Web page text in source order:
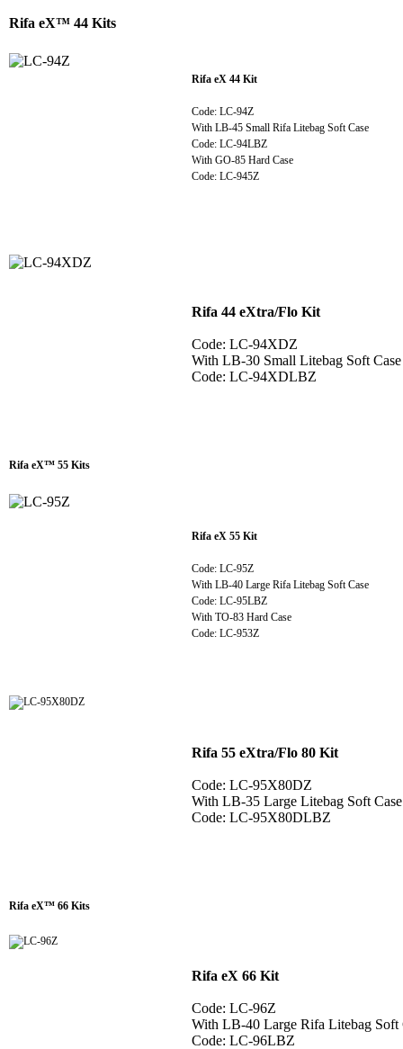
Rifa eX™ 44 Kits
Rifa eX 44 Kit
Code: LC-94Z
With LB-45 Small Rifa Litebag Soft Case
Code: LC-94LBZ
With GO-85 Hard Case
Code: LC-945Z
Rifa 44 eXtra/Flo Kit
Code: LC-94XDZ
With LB-30 Small Litebag Soft Case
Code: LC-94XDLBZ
Rifa eX™ 55 Kits
Rifa eX 55 Kit
Code: LC-95Z
With LB-40 Large Rifa Litebag Soft Case
Code: LC-95LBZ
With TO-83 Hard Case
Code: LC-953Z
Rifa 55 eXtra/Flo 80 Kit
Code: LC-95X80DZ
With LB-35 Large Litebag Soft
Code: LC-95X80DLBZ
Rifa eX™ 66 Kits
Rifa eX 66 Kit
Code: LC-96Z
With LB-40 Large Rifa Litebag Soft
Code: LC-96LBZ